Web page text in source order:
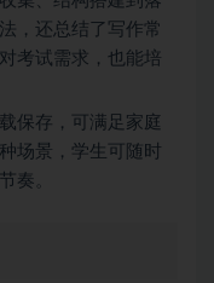
，还总结了写作常
考试需求，也能培
保存，可满足家庭
场景，学生可随时
奏。